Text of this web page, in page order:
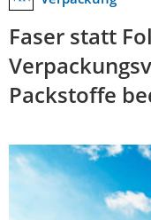
Faser statt
Packstoffe